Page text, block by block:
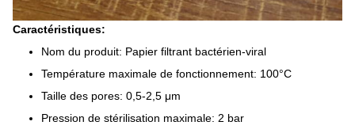
Caractéristiques:
Nom du produit: Papier filtrant bactérien-viral
Température maximale de fonctionnement: 100°C
Taille des pores: 0,5-2,5 μm
Pression de stérilisation maximale: 2 bar